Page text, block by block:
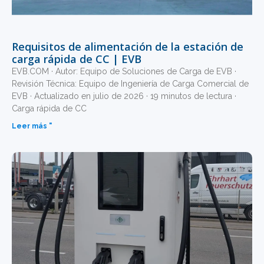
Requisitos de alimentación de la estación de
carga rápida de CC | EVB
EVB.COM · Autor: Equipo de Soluciones de Carga de EVB ·
Revisión Técnica: Equipo de Ingeniería de Carga Comercial de
EVB · Actualizado en julio de 2026 · 19 minutos de lectura ·
Carga rápida de CC
Leer más "